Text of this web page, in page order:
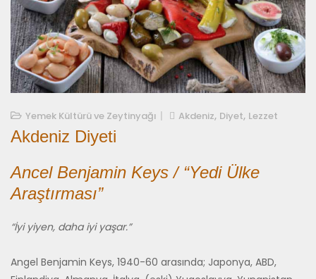
10/03/2021
Yemek Kültürü ve Zeytinyağı Akdeniz, Diyet, Lezzet
Akdeniz Diyeti
Ancel Benjamin Keys / “Yedi Ülke
Araştırması”
“İyi yiyen, daha iyi yaşar.”
Angel Benjamin Keys, 1940-60 arasında; Japonya, ABD,